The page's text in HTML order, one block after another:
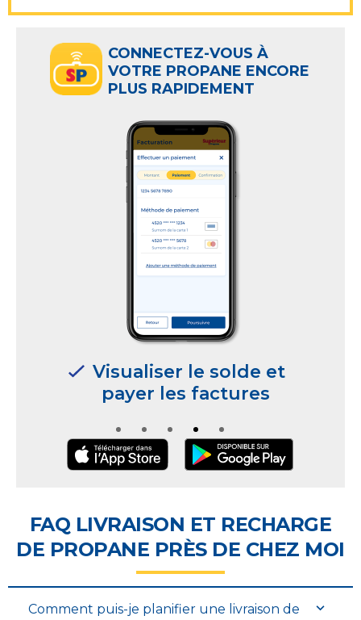
Gérer plusieurs sites
et utilisateurs
Gérer plusieurs sites
et utilisateurs
Gérer plusieurs sites
et utilisateurs
Gérer plusieurs sites
et utilisateurs
Gérer plusieurs sites
et utilisateurs
Gérer plusieurs sites
et utilisateurs
Gérer plusieurs sites
et utilisateurs
Gérer plusieurs sites
et utilisateurs
Gérer plusieurs sites
et utilisateurs
Gérer plusieurs sites
et utilisateurs
Gérer plusieurs sites
et utilisateurs
Gérer plusieurs sites
et utilisateurs
CONNECTEZ-VOUS À
VOTRE PROPANE ENCORE
PLUS RAPIDEMENT
Gérer plusieurs sites
et utilisateurs
FAQ LIVRAISON ET RECHARGE
DE PROPANE PRÈS DE CHEZ MOI
Comment puis-je planifier une livraison de